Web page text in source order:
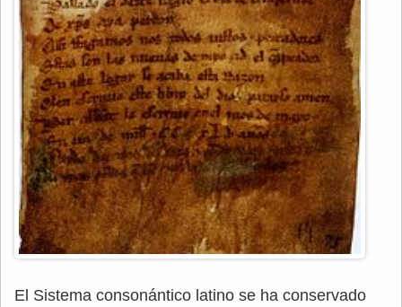
El Sistema consonántico latino se ha conservado